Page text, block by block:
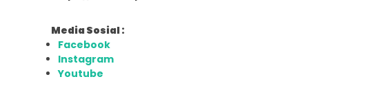
Media Sosial :
Facebook
Instagram
Youtube